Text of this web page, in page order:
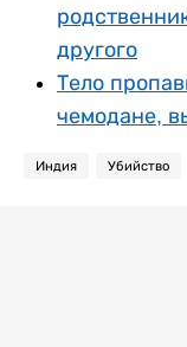
другого
Тело
чемодане,
Индия Убийство